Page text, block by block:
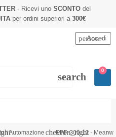
- Ricevi uno SCONTOdel
per ordini superiori a 300€
search
person
Accedi
0
Automazione chevron_right
EPP-300-12 -